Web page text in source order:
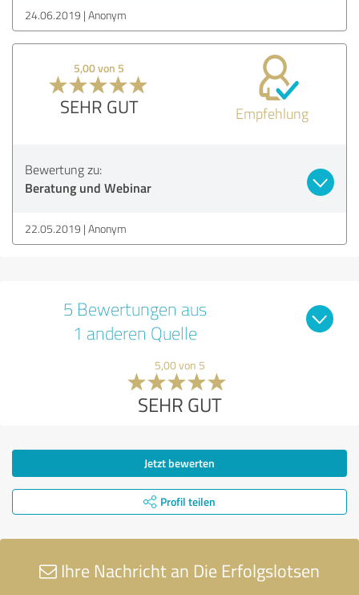
24.06.2019 Anonym
5,00 von 5
SEHR GUT Empfehlung
Bewertung zu:
Beratung und Webinar
22.05.2019 Anonym
5 Bewertungen aus
1 anderen Quelle
5,00 von 5
SEHR GUT
Jetzt bewerten
Profil teilen
Ihre Nachricht an Die Erfolgslotsen